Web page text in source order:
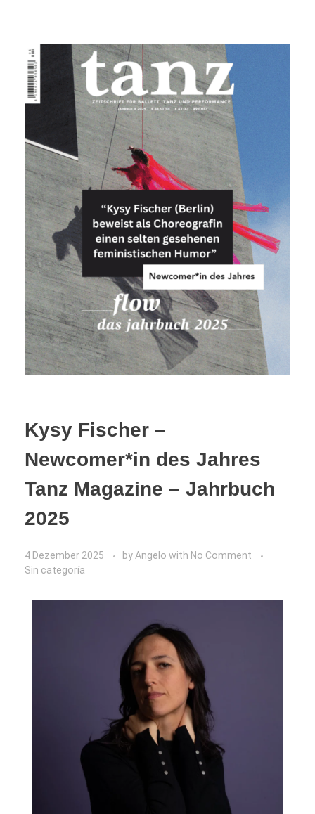
Kysy Fischer –
Newcomer*in des Jahres
Tanz Magazine – Jahrbuch
2025
4 Dezember 2025 byAngelo with No Comment
Sin categoría